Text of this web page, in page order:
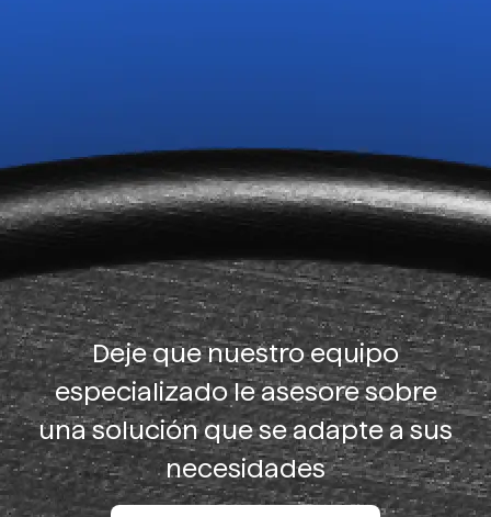
Deje que nuestro equipo
especializado le asesore sobre
una solución que se adapte a sus
necesidades